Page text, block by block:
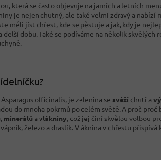
která se často objevuje na jarních a letních
je nejen chutný, ale také velmi zdravý a nabízí
měli jíst chřest, kde se pěstuje a jak, kdy je
delší dobu. Také se podíváme na několik
officinalis, je zelenina se svěží chutí a
do mnoha pokrmů po celém světě. A proč
, minerálů a vlákniny, což jej činí skvělou volbou
železo a draslík. Vláknina v chřestu